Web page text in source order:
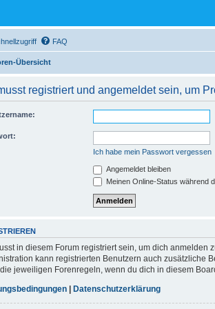
FAQ
Übersicht
registriert und angemeldet sein, um
Ich habe mein Passwort vergessen
Angemeldet bleiben
Meinen Online-Status während
in diesem Forum registriert sein, um dich
kann registrierten Benutzern auch zusätzliche
jeweiligen Forenregeln, wenn du dich in diesem
| Datenschutzerklärung